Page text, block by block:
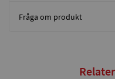
Fråga om produkt